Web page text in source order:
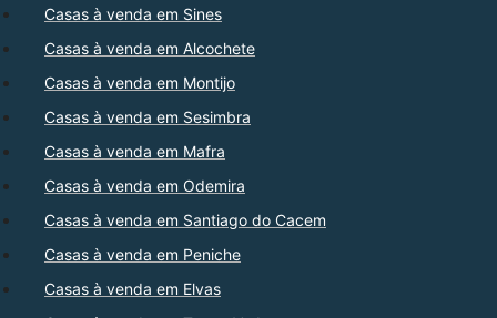
Casas à venda em Sines
Casas à venda em Alcochete
Casas à venda em Montijo
Casas à venda em Sesimbra
Casas à venda em Mafra
Casas à venda em Odemira
Casas à venda em Santiago do Cacem
Casas à venda em Peniche
Casas à venda em Elvas